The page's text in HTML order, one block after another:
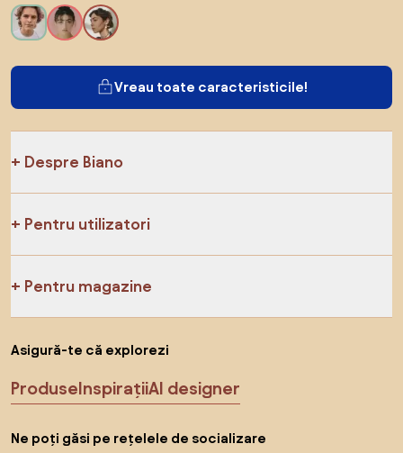
Vreau toate caracteristicile!
Despre Biano
Pentru utilizatori
Pentru magazine
Asigură-te că explorezi
ProduseInspirațiiAI designer
Ne poți găsi pe rețelele de socializare